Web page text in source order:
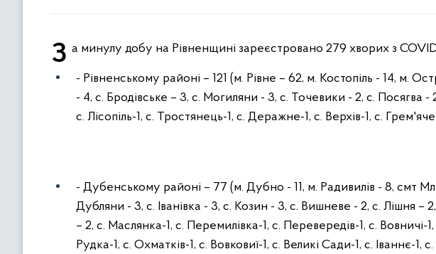
За минулу добу на Рівненщині зареєстровано 279 хворих з
- Рівненському районі – 121 (м. Рівне – 62, м. Костопіль - 14, м.
- 4, с. Бродівське – 3, с. Могиляни - 3, с. Точевики - 2, с. Посягва -
с. Лісопіль-1, с. Тростянець-1, с. Деражне-1, с. Верхів-1, с.
- Дубенському районі – 77 (м. Дубно - 11, м. Радивилів - 8, смт
Дубляни - 3, с. Іванівка - 3, с. Козин - 3, с. Вишневе - 2, с. Лішня –
– 2, с. Маслянка-1, с. Перемилівка-1, с. Перевередів-1, с. Вовничі-
Рудка-1, с. Охматків-1, с. Вовковиї-1, с. Великі Сади-1, с. Іваннє-1,